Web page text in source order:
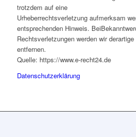
trotzdem auf eine
Urheberrechtsverletzung aufmerksam
entsprechenden Hinweis.
Rechtsverletzungen werden wir
entfernen.
Quelle: https://www.e-recht24.de
Datenschutzerklärung